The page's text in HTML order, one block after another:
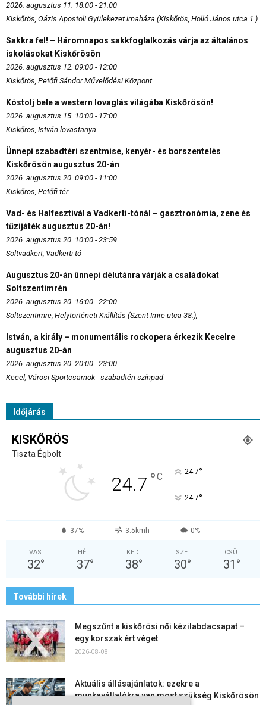
2026. augusztus 11. 18:00 - 21:00
Kiskőrös, Oázis Apostoli Gyülekezet imaháza (Kiskőrös, Holló János utca 1.)
Sakkra fel! – Háromnapos sakkfoglalkozás várja az általános
iskolásokat Kiskőrösön
2026. augusztus 12. 09:00 - 12:00
Kiskőrös, Petőfi Sándor Művelődési Központ
Kóstolj bele a western lovaglás világába Kiskőrösön!
2026. augusztus 15. 10:00 - 17:00
Kiskőrös, István lovastanya
Ünnepi szabadtéri szentmise, kenyér- és borszentelés
Kiskőrösön augusztus 20-án
2026. augusztus 20. 09:00 - 11:00
Kiskőrös, Petőfi tér
Vad- és Halfesztivál a Vadkerti-tónál – gasztronómia, zene és
tűzijáték augusztus 20-án!
2026. augusztus 20. 10:00 - 23:59
Soltvadkert, Vadkerti-tó
Augusztus 20-án ünnepi délutánra várják a családokat
Soltszentimrén
2026. augusztus 20. 16:00 - 22:00
Soltszentimre, Helytörténeti Kiállítás (Szent Imre utca 38.),
István, a király – monumentális rockopera érkezik Kecelre
augusztus 20-án
2026. augusztus 20. 20:00 - 23:00
Kecel, Városi Sportcsarnok - szabadtéri színpad
Időjárás
KISKŐRÖS
Tiszta Égbolt
24.7 °C 24.7°
24.7°
37% 3.5kmh 0%
VAS
32°
HÉT
37°
KED
38°
SZE
30°
CSÜ
31 °
További hírek
Megszűnt a kiskőrösi női kézilabdacsapat –
egy korszak ért véget
2026-08-08
Aktuális állásajánlatok: ezekre a
munkavállalókra van most szükség Kiskőrösön